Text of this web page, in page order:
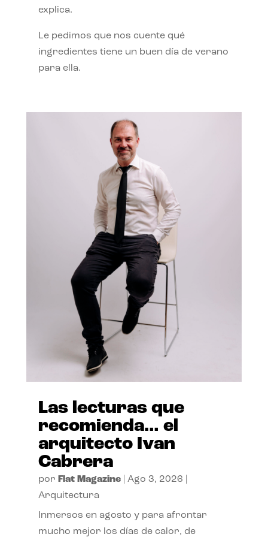
explica.
Le pedimos que nos cuente qué
ingredientes tiene un buen día de verano
para ella.
Las lecturas que
recomienda… el
arquitecto Ivan
Cabrera
por Flat Magazine| Ago 3, 2026
Arquitectura
Inmersos en agosto y para afrontar
mucho mejor los días de calor, de